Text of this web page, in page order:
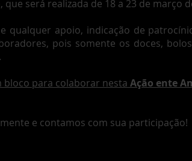
será realizada de 18 a 23 de março
qualquer apoio, indicação de
pois somente os doces,
para colaborar nesta Ação ente
e contamos com sua participação!